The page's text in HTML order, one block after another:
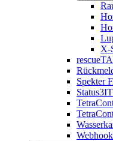
X-
Spekter